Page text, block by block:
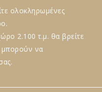
ολοκληρωμένες
2.100 τ.μ. θα βρείτε
μπορούν να